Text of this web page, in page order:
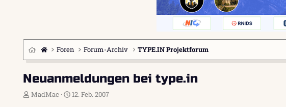
Foren Forum-Archiv TYPE.IN Projektforum
Neuanmeldungen bei type.in
E
MadMac
E
12. Feb. 2007